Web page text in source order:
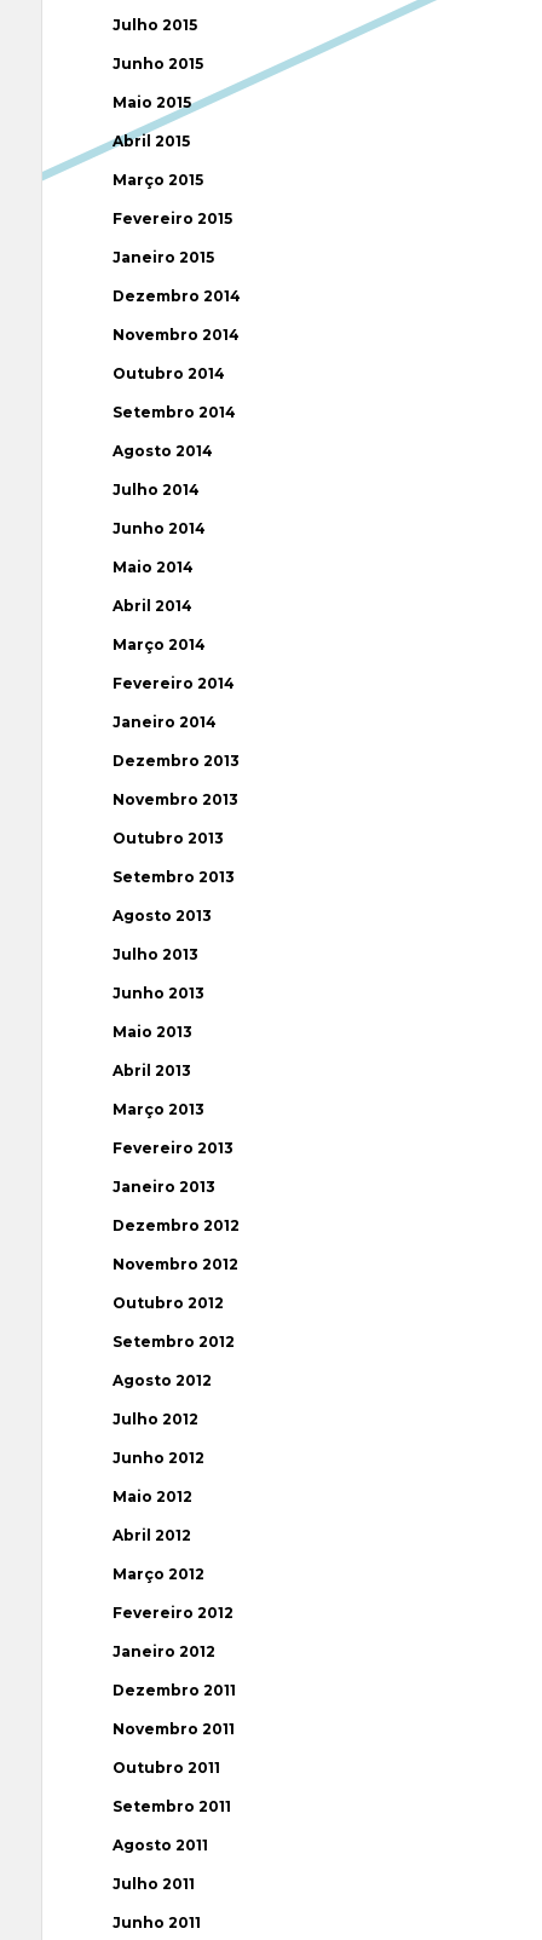
Julho 2015
Junho 2015
Maio 2015
Abril 2015
Março 2015
Fevereiro 2015
Janeiro 2015
Dezembro 2014
Novembro 2014
Outubro 2014
Setembro 2014
Agosto 2014
Julho 2014
Junho 2014
Maio 2014
Abril 2014
Março 2014
Fevereiro 2014
Janeiro 2014
Dezembro 2013
Novembro 2013
Outubro 2013
Setembro 2013
Agosto 2013
Julho 2013
Junho 2013
Maio 2013
Abril 2013
Março 2013
Fevereiro 2013
Janeiro 2013
Dezembro 2012
Novembro 2012
Outubro 2012
Setembro 2012
Agosto 2012
Julho 2012
Junho 2012
Maio 2012
Abril 2012
Março 2012
Fevereiro 2012
Janeiro 2012
Dezembro 2011
Novembro 2011
Outubro 2011
Setembro 2011
Agosto 2011
Julho 2011
Junho 2011